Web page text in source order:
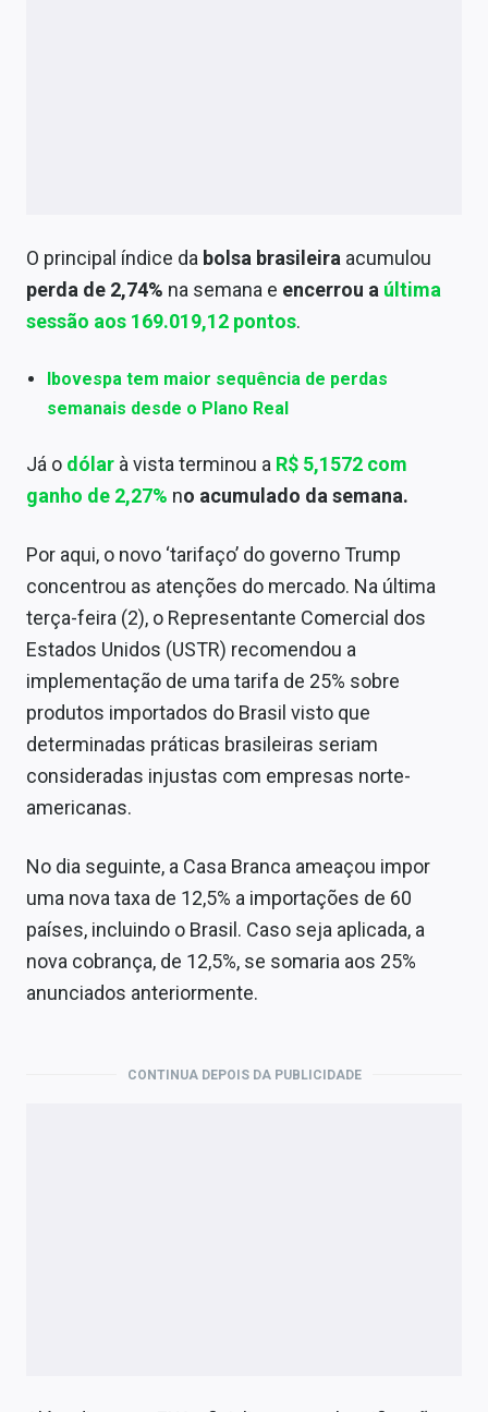
Conteúdo de Marca
Sobre
Contato
O principal índice da bolsa brasileira acumulou
perda de 2,74% na semana e encerrou a última
sessão aos 169.019,12 pontos.
Ibovespa tem maior sequência de perdas
semanais desde o Plano Real
Já o dólar à vista terminou a R$ 5,1572 com
ganho de 2,27% no acumulado da semana.
Por aqui, o novo ‘tarifaço’ do governo Trump
concentrou as atenções do mercado. Na última
terça-feira (2), o Representante Comercial dos
Estados Unidos (USTR) recomendou a
implementação de uma tarifa de 25% sobre
produtos importados do Brasil visto que
determinadas práticas brasileiras seriam
consideradas injustas com empresas norte-
americanas.
No dia seguinte, a Casa Branca ameaçou impor
uma nova taxa de 12,5% a importações de 60
países, incluindo o Brasil. Caso seja aplicada, a
nova cobrança, de 12,5%, se somaria aos 25%
anunciados anteriormente.
CONTINUA DEPOIS DA PUBLICIDADE